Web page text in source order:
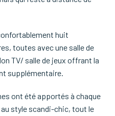
huit
toutes avec une salle de
TV/ salle de jeux offrant la
supplémentaire.
ont été apportés à chaque
style scandi-chic, tout le